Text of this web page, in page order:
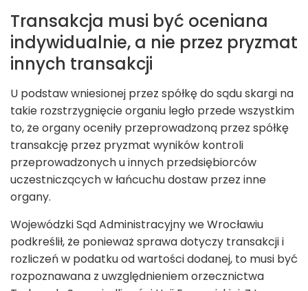
Transakcja musi być oceniana
indywidualnie, a nie przez pryzmat
innych transakcji
U podstaw wniesionej przez spółkę do sądu skargi na
takie rozstrzygnięcie organiu legło przede wszystkim
to, że organy oceniły przeprowadzoną przez spółkę
transakcję przez pryzmat wyników kontroli
przeprowadzonych u innych przedsiębiorców
uczestniczących w łańcuchu dostaw przez inne
organy.
Wojewódzki Sąd Administracyjny we Wrocławiu
podkreślił, że ponieważ sprawa dotyczy transakcji i
rozliczeń w podatku od wartości dodanej, to musi być
rozpoznawana z uwzględnieniem orzecznictwa